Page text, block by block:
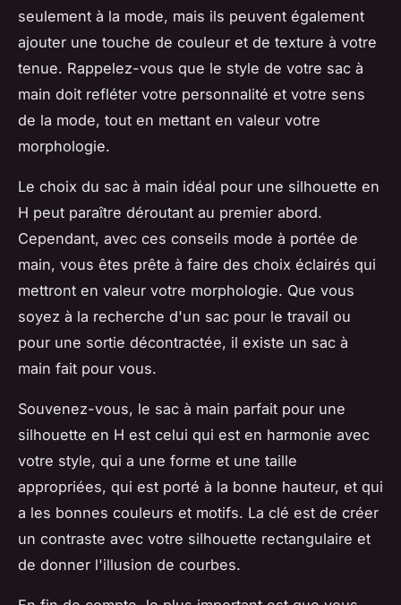
seulement à la mode, mais ils peuvent également
ajouter une touche de couleur et de texture à votre
tenue. Rappelez-vous que le style de votre sac à
main doit refléter votre personnalité et votre sens
de la mode, tout en mettant en valeur votre
morphologie.
Le choix du sac à main idéal pour une silhouette en
H peut paraître déroutant au premier abord.
Cependant, avec ces conseils mode à portée de
main, vous êtes prête à faire des choix éclairés qui
mettront en valeur votre morphologie. Que vous
soyez à la recherche d'un sac pour le travail ou
pour une sortie décontractée, il existe un sac à
main fait pour vous.
Souvenez-vous, le sac à main parfait pour une
silhouette en H est celui qui est en harmonie avec
votre style, qui a une forme et une taille
appropriées, qui est porté à la bonne hauteur, et qui
a les bonnes couleurs et motifs. La clé est de créer
un contraste avec votre silhouette rectangulaire et
de donner l'illusion de courbes.